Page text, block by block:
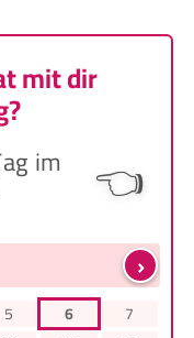
mit dir
im 👈
›
5 6
7